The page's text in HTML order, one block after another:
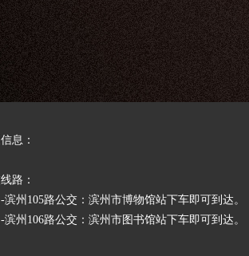
息：
路：
滨州105路公交：滨州市博物馆站下车即可到达。
滨州106路公交：滨州市图书馆站下车即可到达。